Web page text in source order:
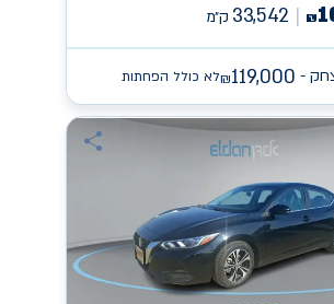
₪
33,542 ק״מ
-
₪119,000 לא כולל הפחתות